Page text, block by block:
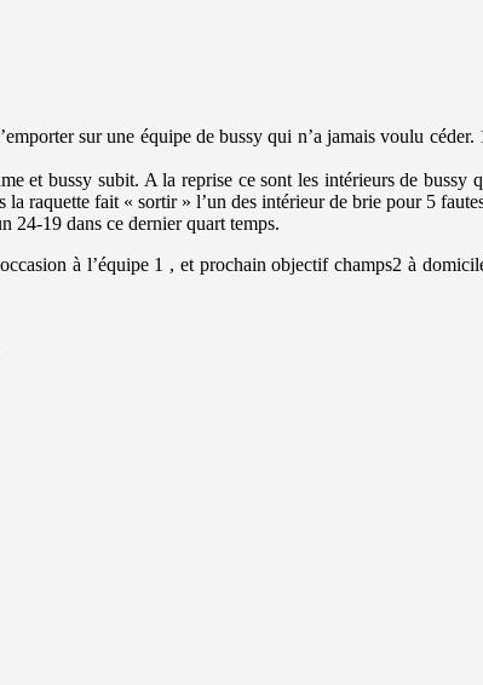
sur une équipe de bussy qui n’a jamais voulu
et bussy subit. A la reprise ce sont les intérieurs de bussy
raquette fait « sortir » l’un des intérieur de brie pour 5
24-19 dans ce dernier quart temps.
à l’équipe 1 , et prochain objectif champs2 à